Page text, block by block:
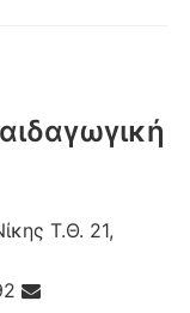
Τ.Θ. 21,